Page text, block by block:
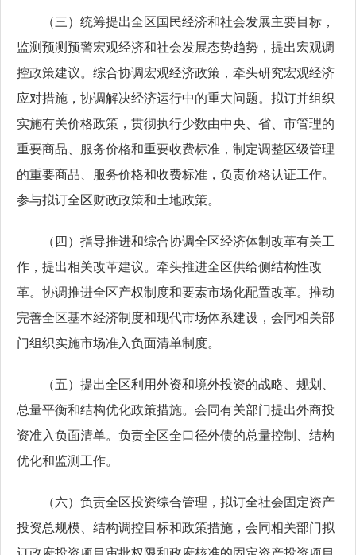
（三）统筹提出全区国民经济和社会发展主要目标，
监测预测预警宏观经济和社会发展态势趋势，提出宏观调
控政策建议。综合协调宏观经济政策，牵头研究宏观经济
应对措施，协调解决经济运行中的重大问题。拟订并组织
实施有关价格政策，贯彻执行少数由中央、省、市管理的
重要商品、服务价格和重要收费标准，制定调整区级管理
的重要商品、服务价格和收费标准，负责价格认证工作。
参与拟订全区财政政策和土地政策。
（四）指导推进和综合协调全区经济体制改革有关工
作，提出相关改革建议。牵头推进全区供给侧结构性改
革。协调推进全区产权制度和要素市场化配置改革。推动
完善全区基本经济制度和现代市场体系建设，会同相关部
门组织实施市场准入负面清单制度。
（五）提出全区利用外资和境外投资的战略、规划、
总量平衡和结构优化政策措施。会同有关部门提出外商投
资准入负面清单。负责全区全口径外债的总量控制、结构
优化和监测工作。
（六）负责全区投资综合管理，拟订全社会固定资产
投资总规模、结构调控目标和政策措施，会同相关部门拟